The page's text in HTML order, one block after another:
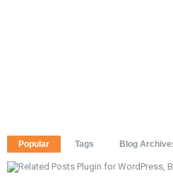
Popular Tags Blog